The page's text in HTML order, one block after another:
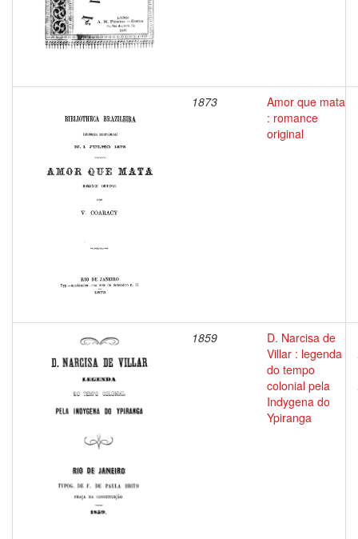
1873
Amor que mata
: romance
original
1859
D. Narcisa de
Villar : legenda
do tempo
colonial pela
Indygena do
Ypiranga